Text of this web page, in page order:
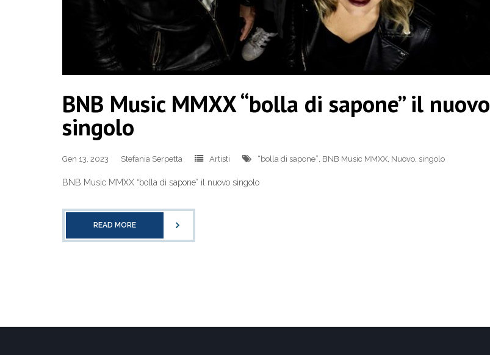
BNB Music MMXX “bolla di sapone” il nuovo
singolo
Gen 13, 2023 Stefania Serpetta Artisti “bolla di sapone”, BNB Music MMXX, Nuovo, singolo
BNB Music MMXX “bolla di sapone” il nuovo singolo
READ MORE